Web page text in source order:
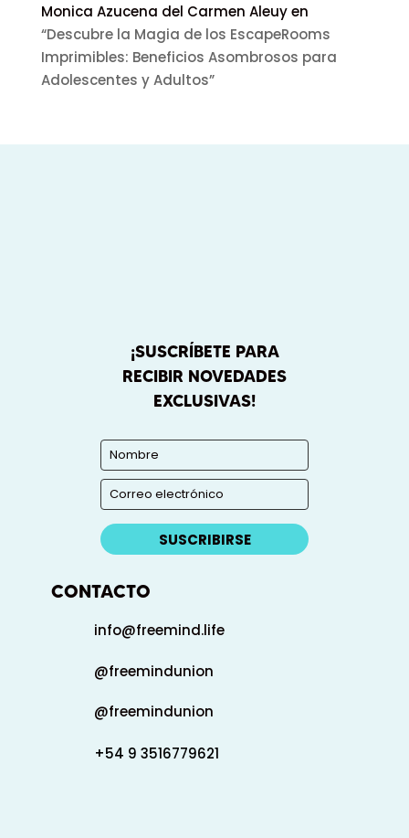
Monica Azucena del Carmen Aleuyen
“Descubre la Magia de los EscapeRooms
Imprimibles: Beneficios Asombrosos para
Adolescentes y Adultos”
¡SUSCRÍBETE PARA
RECIBIR NOVEDADES
EXCLUSIVAS!
SUSCRIBIRSE
CONTACTO
info@freemind.life
@freemindunion
@freemindunion
+54 9 3516779621